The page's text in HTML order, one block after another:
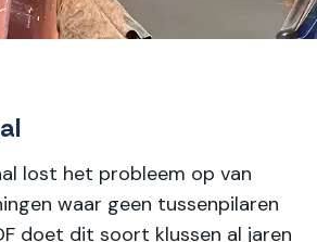
lost het probleem op van
waar geen tussenpilaren
doet dit soort klussen al jaren